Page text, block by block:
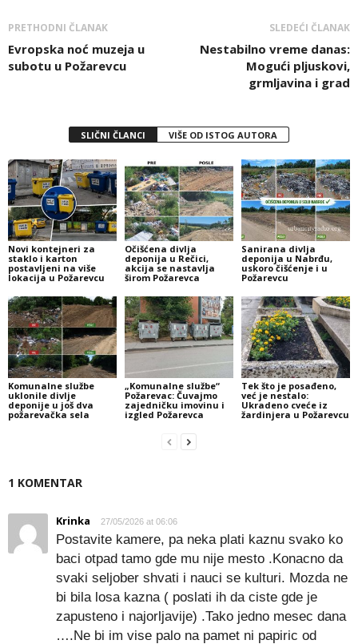
PRETHODNI ČLANAK
Evropska noć muzeja u
subotu u Požarevcu
SLEDEĆI ČLANAK
Nestabilno vreme danas:
Mogući pljuskovi,
grmljavina i grad
SLIČNI ČLANCI VIŠE OD ISTOG AUTORA
Novi kontejneri za
staklo i karton
postavljeni na više
lokacija u Požarevcu
Očišćena divlja
deponija u Rečici,
akcija se nastavlja
širom Požarevca
Sanirana divlja
deponija u Nabrđu,
uskoro čišćenje i u
Požarevcu
Komunalne službe
uklonile divlje
deponije u još dva
požarevačka sela
„Komunalne službe“
Požarevac: Čuvajmo
zajedničku imovinu i
izgled Požarevca
Tek što je posađeno,
već je nestalo:
Ukradeno cveće iz
žardinjera u Požarevcu
1 KOMENTAR
Krinka 27/05/2026 at 06:06
Postavite kamere, pa neka plati kaznu svako ko
baci otpad tamo gde mu nije mesto .Konacno da
svaki seljober shvati i nauci se kulturi. Mozda ne
bi bila losa kazna ( poslati ih da ciste gde je
zapusteno i najorljavije) .Tako jedno mesec dana
….Ne bi im vise palo na pamet ni papiric od